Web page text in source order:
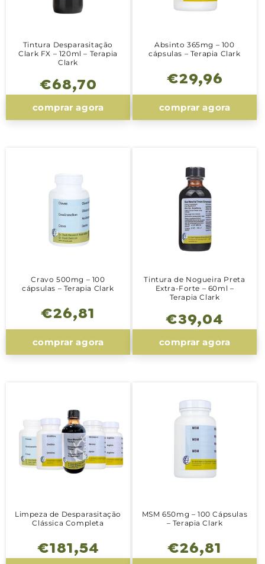
Tintura Desparasitação
Clark FX – 120ml – Terapia
Clark
Preço
normal
€68,70
comprar agora
Absinto 365mg – 100
cápsulas – Terapia Clark
Preço
normal
€29,96
comprar agora
Cravo 500mg – 100
cápsulas – Terapia Clark
Preço
normal
€26,81
comprar agora
Tintura de Nogueira Preta
Extra-Forte – 60ml –
Terapia Clark
Preço
normal
€39,04
comprar agora
Limpeza de Desparasitação
Clássica Completa
Preço
normal
€181,54
MSM 650mg – 100 Cápsulas
– Terapia Clark
Preço
normal
€26,81